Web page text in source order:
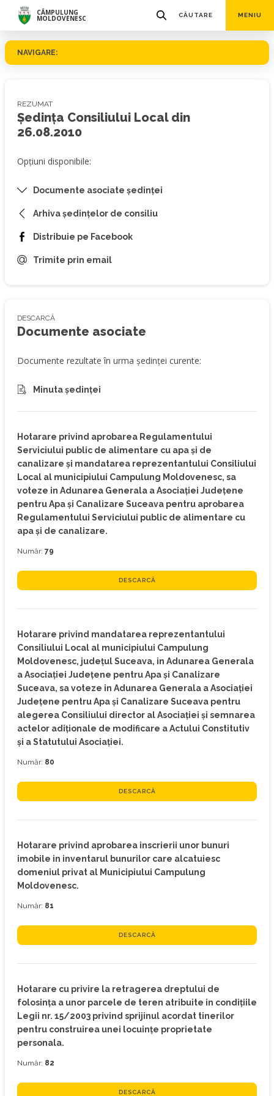
CÂMPULUNG
MOLDOVENESC CĂUTARE MENIU
NAVIGARE:
DESCARCĂ
Documente asociate
Documente rezultate în urma ședinței curente:
Minuta ședinței
Hotarare privind aprobarea Regulamentului
Serviciului public de alimentare cu apa şi de
canalizare şi mandatarea reprezentantului Consiliului
Local al municipiului Campulung Moldovenesc, sa
voteze in Adunarea Generala a Asociaţiei Judeţene
pentru Apa şi Canalizare Suceava pentru aprobarea
Regulamentului Serviciului public de alimentare cu
apa şi de canalizare.
Număr: 79
DESCARCĂ
Hotarare privind mandatarea reprezentantului
Consiliului Local al municipiului Campulung
Moldovenesc, judeţul Suceava, in Adunarea Generala
a Asociaţiei Judeţene pentru Apa şi Canalizare
Suceava, sa voteze in Adunarea Generala a Asociaţiei
Judeţene pentru Apa şi Canalizare Suceava pentru
alegerea Consiliului director al Asociaţiei şi semnarea
actelor adiţionale de modificare a Actului Constitutiv
şi a Statutului Asociaţiei.
Număr: 80
DESCARCĂ
Hotarare privind aprobarea inscrierii unor bunuri
imobile in inventarul bunurilor care alcatuiesc
domeniul privat al Municipiului Campulung
Moldovenesc.
Număr: 81
DESCARCĂ
Hotarare cu privire la retragerea dreptului de
folosinţa a unor parcele de teren atribuite in condiţiile
Legii nr. 15/2003 privind sprijinul acordat tinerilor
pentru construirea unei locuinţe proprietate
personala.
Număr: 82
DESCARCĂ
REZUMAT
Ședința Consiliului Local din
26.08.2010
Opțiuni disponibile:
Documente asociate ședinței
Arhiva ședințelor de consiliu
Distribuie pe Facebook
Trimite prin email